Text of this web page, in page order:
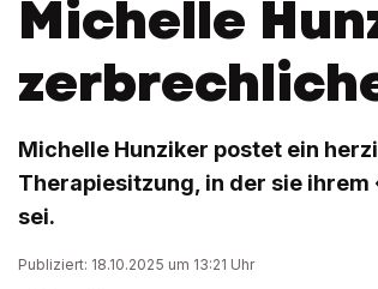
Michelle
Michelle Hunziker postet ein
Therapiesitzung, in der sie
sei.
Publiziert: 18.10.2025 um 13:21 Uhr